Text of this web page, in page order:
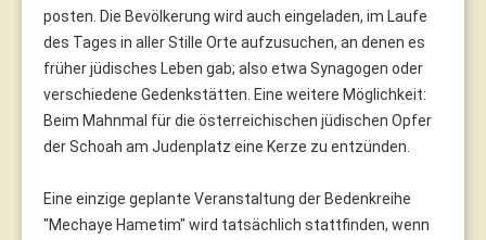
posten. Die Bevölkerung wird auch eingeladen, im Laufe
des Tages in aller Stille Orte aufzusuchen, an denen es
früher jüdisches Leben gab; also etwa Synagogen oder
verschiedene Gedenkstätten. Eine weitere Möglichkeit:
Beim Mahnmal für die österreichischen jüdischen Opfer
der Schoah am Judenplatz eine Kerze zu entzünden.
Eine einzige geplante Veranstaltung der Bedenkreihe
"Mechaye Hametim" wird tatsächlich stattfinden, wenn